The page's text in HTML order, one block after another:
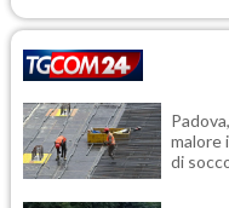
malore
di